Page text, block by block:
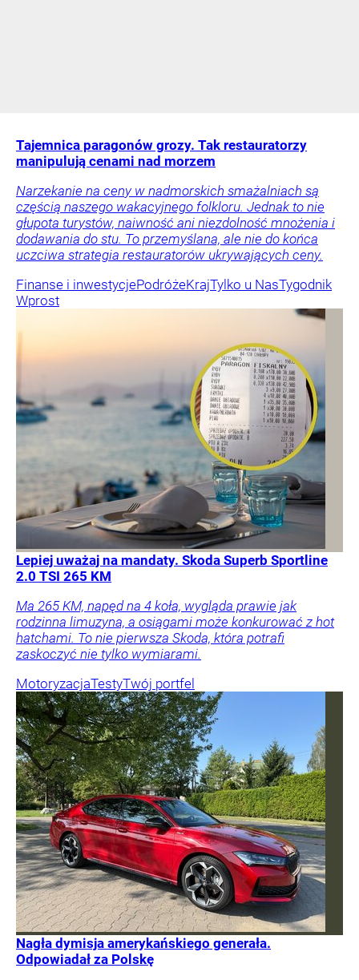
Tajemnica paragonów grozy. Tak restauratorzy
manipulują cenami nad morzem
Narzekanie na ceny w nadmorskich smażalniach są
częścią naszego wakacyjnego folkloru. Jednak to nie
głupota turystów, naiwność ani niezdolność mnożenia i
dodawania do stu. To przemyślana, ale nie do końca
uczciwa strategia restauratorów ukrywających ceny.
Finanse i inwestycjePodróżeKrajTylko u NasTygodnik
Wprost
Lepiej uważaj na mandaty. Skoda Superb Sportline
2.0 TSI 265 KM
Ma 265 KM, napęd na 4 koła, wygląda prawie jak
rodzinna limuzyna, a osiągami może konkurować z hot
hatchami. To nie pierwsza Skoda, która potrafi
zaskoczyć nie tylko wymiarami.
MotoryzacjaTestyTwój portfel
Nagła dymisja amerykańskiego generała.
Odpowiadał za Polskę